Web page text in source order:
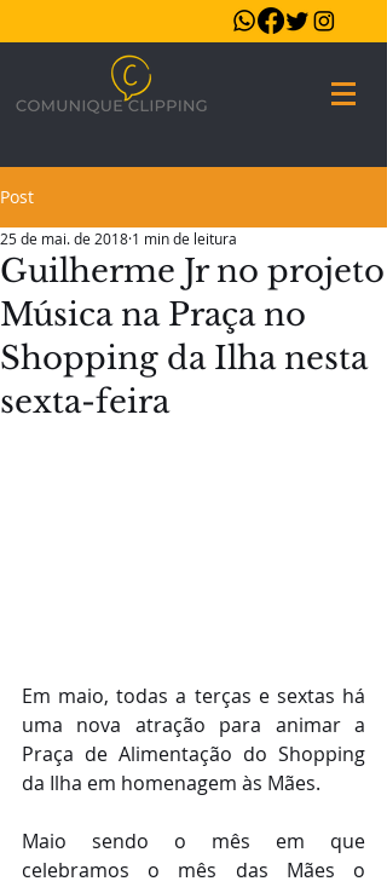
Post
Guilherme Jr no projeto
Música na Praça no
Shopping da Ilha nesta
sexta-feira
25 de mai. de 2018 1 min de leitura
Em maio, todas a terças e sextas há
uma nova atração para animar a
Praça de Alimentação do Shopping
da Ilha em homenagem às Mães.
Maio sendo o mês em que
celebramos o mês das Mães o